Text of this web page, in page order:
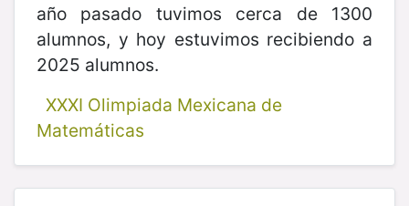
año pasado tuvimos cerca de 1300
alumnos, y hoy estuvimos recibiendo a
2025 alumnos.
XXXI Olimpiada Mexicana de
Matemáticas